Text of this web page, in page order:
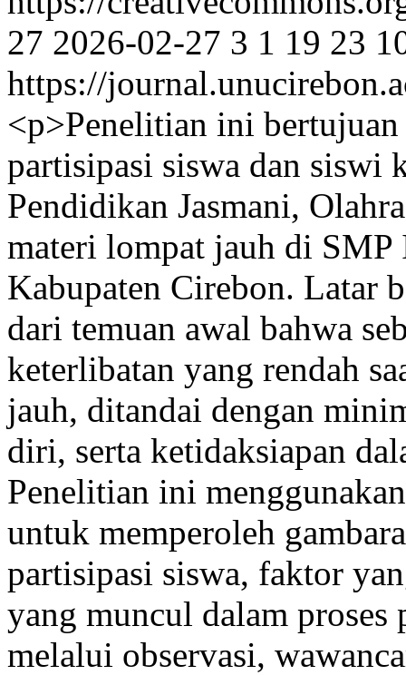
27 2026-02-27 3 1 19 23
https://
<p>Penelitian ini
partisipasi siswa dan siswi
Pendidikan Jasmani,
materi lompat jauh di
Kabupaten Cirebon. Latar
dari temuan awal bahwa
keterlibatan yang rendah
jauh, ditandai dengan
diri, serta ketidaksiapan
Penelitian ini
untuk memperoleh
partisipasi siswa, faktor
yang muncul dalam
melalui observasi,